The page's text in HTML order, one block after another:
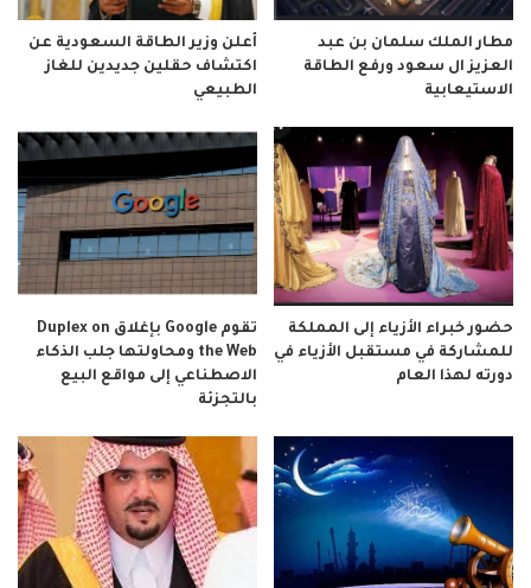
مطار الملك سلمان بن عبد
العزيز ال سعود ورفع الطاقة
الاستيعابية
أعلن وزير الطاقة السعودية عن
اكتشاف حقلين جديدين للغاز
الطبيعي
حضور خبراء الأزياء إلى المملكة
للمشاركة في مستقبل الأزياء في
دورته لهذا العام
تقوم Google بإغلاق Duplex on
the Web ومحاولتها جلب الذكاء
الاصطناعي إلى مواقع البيع
بالتجزئة